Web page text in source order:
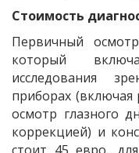
Стоимость
Первичный
который
исследования
приборах
осмотр глазного
коррекцией) и